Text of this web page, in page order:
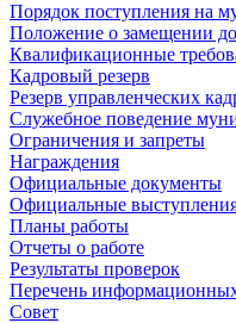
Порядок поступления на
Положение о замещении
Квалификационные
Кадровый резерв
Резерв управленческих
Служебное поведение
Ограничения и запреты
Награждения
Официальные документы
Официальные
Планы работы
Отчеты о работе
Результаты проверок
Перечень
Совет